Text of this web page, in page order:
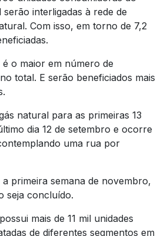
interligadas à rede de
Com isso, em torno de 7,2
o maior em número de
total. E serão beneficiados mais
natural para as primeiras 13
dia 12 de setembro e ocorre
uma rua por
primeira semana de novembro,
seja concluído.
mais de 11 mil unidades
de diferentes segmentos em